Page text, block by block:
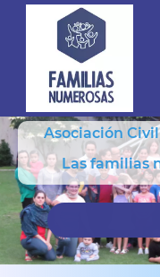
Asociación
Las familias